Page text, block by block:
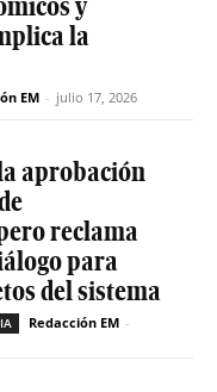
la
EM - julio 17, 2026
aprobación
reclama
para
del sistema
Redacción EM -